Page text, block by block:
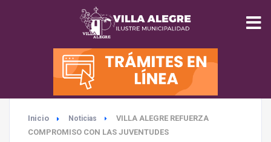
INICIO
MUNICIPALIDAD
SEGURIDAD
Inicio Noticias
VILLA ALEGRE REFUERZA
COMPROMISO CON LAS JUVENTUDES